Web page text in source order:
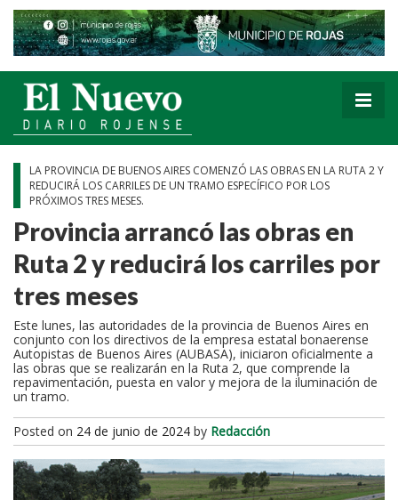
LA PROVINCIA DE BUENOS AIRES COMENZÓ LAS OBRAS EN LA RUTA 2 Y
REDUCIRÁ LOS CARRILES DE UN TRAMO ESPECÍFICO POR LOS
PRÓXIMOS TRES MESES.
Provincia arrancó las obras en
Ruta 2 y reducirá los carriles por
tres meses
Este lunes, las autoridades de la provincia de Buenos Aires en
conjunto con los directivos de la empresa estatal bonaerense
Autopistas de Buenos Aires (AUBASA), iniciaron oficialmente a
las obras que se realizarán en la Ruta 2, que comprende la
repavimentación, puesta en valor y mejora de la iluminación de
un tramo.
Posted on 24 de junio de 2024 by Redacción